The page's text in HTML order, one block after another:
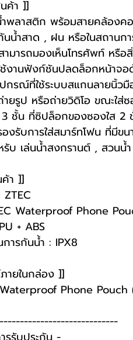
ค้า ]]
พลาสติก พร้อมสายคล้องคอ
น้ำสาด , ฝน หรือในสถานก
ามารถมองเห็นโทรศัพท์ หรื
ช้งานฟังก์ชันปลดล็อกหน้าจ
รณ์ที่ใช้ระบบสแกนลายนิ้วมื
ยรูป หรือถ่ายวิดิโอ ขณะใส่
ชั้น ที่ซิปล็อกของซองใส 2
งรับการใส่สมาร์ทโฟน ที่มีข
รับ เล่นน้ำสงกรานต์ , สวน
า ]]
Waterproof Phone
+ ABS
ารกันน้ำ : IPX8
ยในกล่อง ]]
Phone Pouch